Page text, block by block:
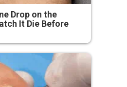
Drop on the
It Die Before